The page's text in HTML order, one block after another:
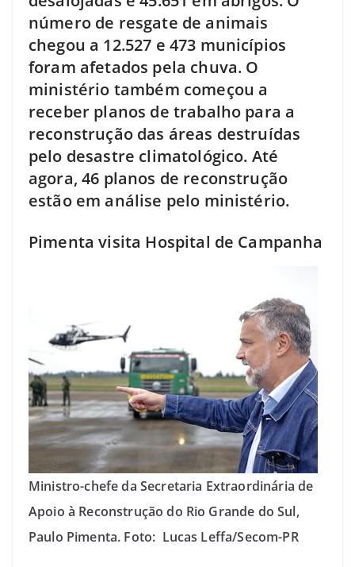
número de resgate de animais
chegou a 12.527 e 473 municípios
foram afetados pela chuva. O
ministério também começou a
receber planos de trabalho para a
reconstrução das áreas destruídas
pelo desastre climatológico. Até
agora, 46 planos de reconstrução
estão em análise pelo ministério.
Pimenta visita Hospital de Campanha
Ministro-chefe da Secretaria Extraordinária de
Apoio à Reconstrução do Rio Grande do Sul,
Paulo Pimenta. Foto: Lucas Leffa/Secom-PR